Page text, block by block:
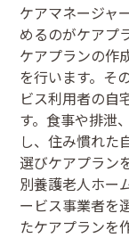
ケアマネージャ
めるのがケアプ
ケアプランの作
を行います。そ
ビス利用者の自
す。食事や排泄
し、住み慣れた
選びケアプラン
別養護老人ホー
ービス事業者を
たケアプランを